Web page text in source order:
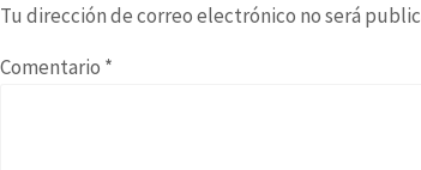
Tu dirección de correo electrónico no será
Comentario *